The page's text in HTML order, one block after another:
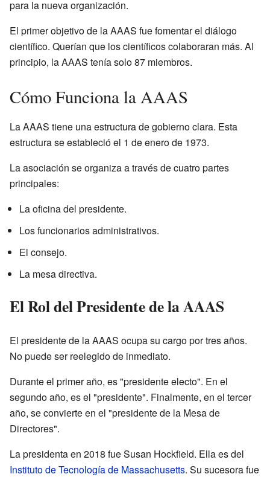
para la nueva organización.
El primer objetivo de la AAAS fue fomentar el diálogo
científico. Querían que los científicos colaboraran más. Al
principio, la AAAS tenía solo 87 miembros.
Cómo Funciona la AAAS
La AAAS tiene una estructura de gobierno clara. Esta
estructura se estableció el 1 de enero de 1973.
La asociación se organiza a través de cuatro partes
principales:
La oficina del presidente.
Los funcionarios administrativos.
El consejo.
La mesa directiva.
El Rol del Presidente de la AAAS
El presidente de la AAAS ocupa su cargo por tres años.
No puede ser reelegido de inmediato.
Durante el primer año, es "presidente electo". En el
segundo año, es el "presidente". Finalmente, en el tercer
año, se convierte en el "presidente de la Mesa de
Directores".
La presidenta en 2018 fue Susan Hockfield. Ella es del
Instituto de Tecnología de Massachusetts. Su sucesora fue